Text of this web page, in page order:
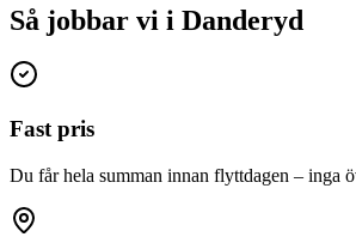
Så jobbar vi i Danderyd
Fast pris
Du får hela summan innan flyttdagen – inga